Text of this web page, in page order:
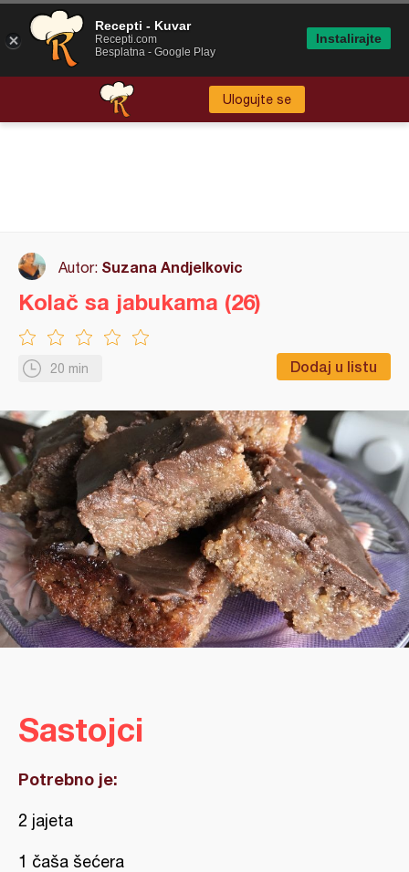
Ulogujte se
Autor: Suzana Andjelkovic
20 min Dodaj u listu
Kolač sa jabukama (26)
Sastojci
Potrebno je:
2 jajeta
1 čaša šećera
Recepti - Kuvar
Recepti.com
Besplatna - Google Play
Instalirajte